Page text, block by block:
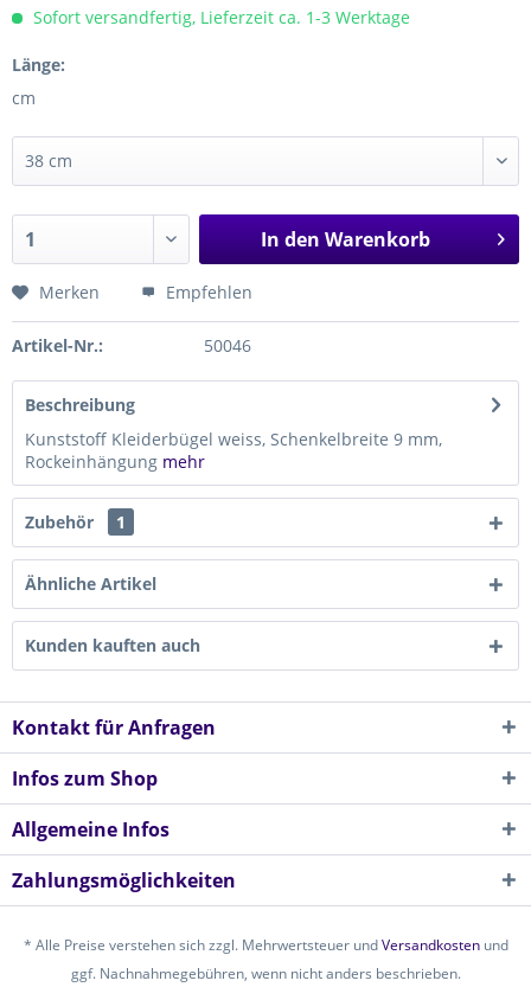
Sofort versandfertig, Lieferzeit ca. 1-3 Werktage
Länge:
cm
In den Warenkorb
Merken Empfehlen
Artikel-Nr.: 50046
Beschreibung
Kunststoff Kleiderbügel weiss, Schenkelbreite 9 mm,
Rockeinhängung mehr
Zubehör 1
Ähnliche Artikel
Kunden kauften auch
Kontakt für Anfragen
Infos zum Shop
Allgemeine Infos
Zahlungsmöglichkeiten
* Alle Preise verstehen sich zzgl. Mehrwertsteuer undVersandkostenund
ggf. Nachnahmegebühren, wenn nicht anders beschrieben.